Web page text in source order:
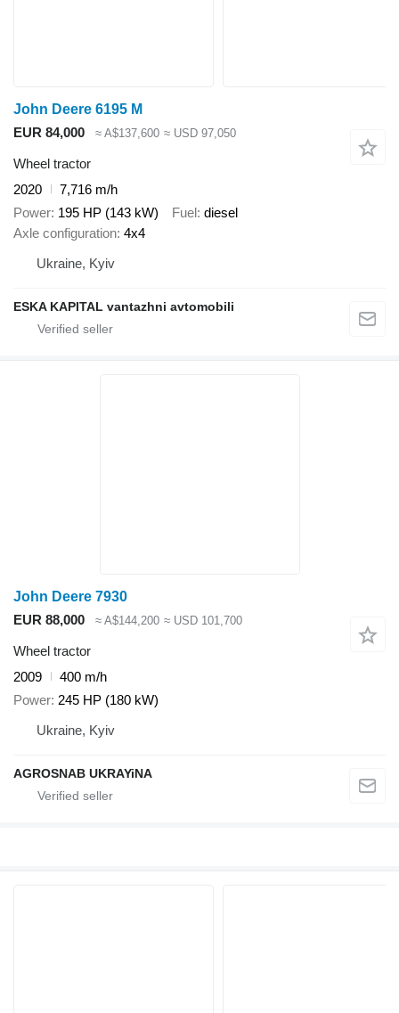
John Deere 6195 M
EUR 84,000
≈ A$137,600 ≈ USD 97,050
Wheel tractor
2020
7,716 m/h
Power 195 HP (143 kW) Fuel diesel
Axle configuration 4x4
Ukraine, Kyiv
ESKA KAPITAL vantazhni avtomobili
John Deere 7930
EUR 88,000
≈ A$144,200 ≈ USD 101,700
Wheel tractor
2009
400 m/h
Power 245 HP (180 kW)
Ukraine, Kyiv
AGROSNAB UKRAYiNA